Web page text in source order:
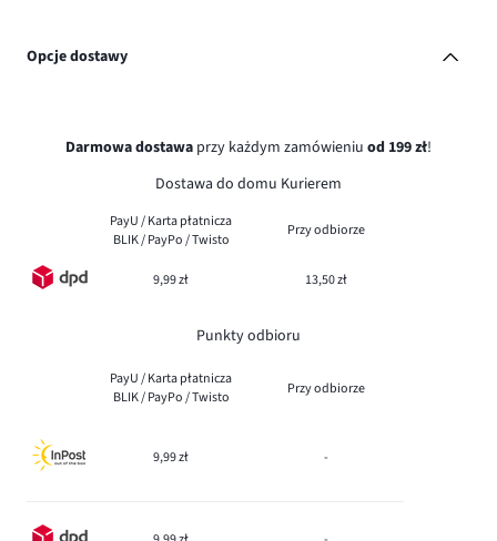
Opcje dostawy
Darmowa dostawa przy każdym zamówieniu od 199 zł!
Dostawa do domu Kurierem
PayU / Karta płatnicza
BLIK / PayPo / Twisto
Przy odbiorze
9,99 zł 13,50 zł
Punkty odbioru
PayU / Karta płatnicza
BLIK / PayPo / Twisto
Przy odbiorze
9,99 zł -